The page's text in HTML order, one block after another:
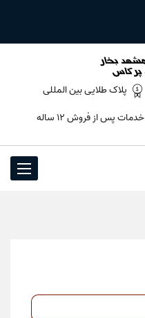
پلاک طلایی بین المللی
خدمات پس از فروش ۱۲ ساله
Toggle